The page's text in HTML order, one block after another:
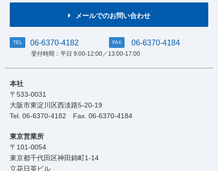
メールでのお問い合わせ
TEL 06-6370-4182 FAX 06-6370-4184
受付時間：平日 9:00-12:00／13:00-17:00
本社
〒533-0031
大阪市東淀川区西淡路5-20-19
Tel. 06-6370-4182 Fax. 06-6370-4184
東京営業所
〒101-0054
東京都千代田区神田錦町1-14
立花日英ビル